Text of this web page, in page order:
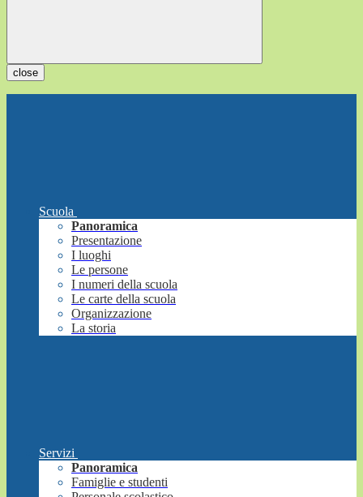
close
Scuola
Panoramica
Presentazione
I luoghi
Le persone
I numeri della scuola
Le carte della scuola
Organizzazione
La storia
Servizi
Panoramica
Famiglie e studenti